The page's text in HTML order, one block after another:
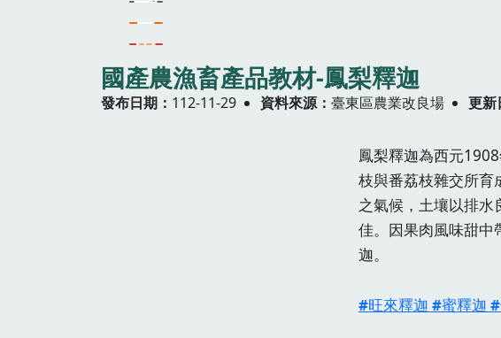
國產農漁畜產品教材-鳳梨釋迦
發布日期 112-11-29 資料來源 臺東區農業改良場 更新
鳳梨釋迦為西元
枝與番荔枝雜交所育
之氣候，土壤以排
佳。因果肉風味甜中
迦。
旺來釋迦 蜜釋迦